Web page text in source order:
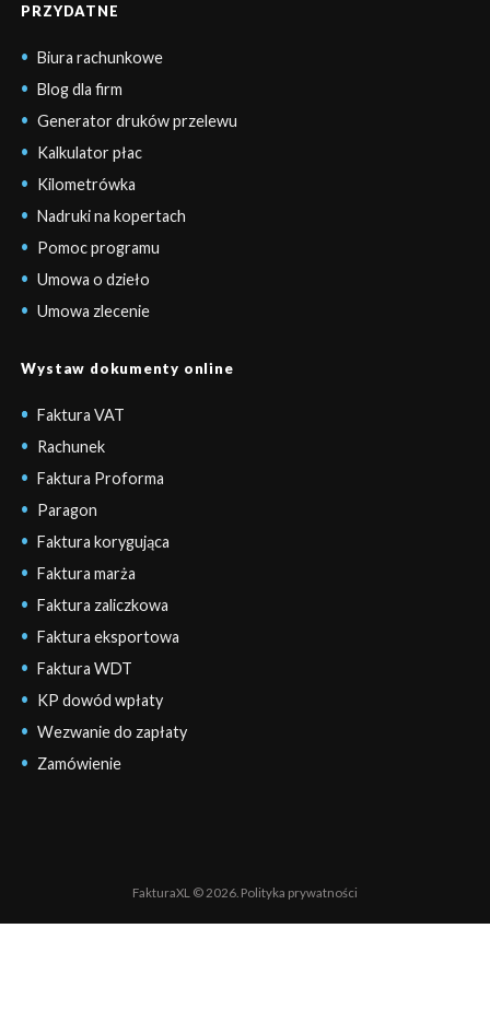
PRZYDATNE
Biura rachunkowe
Blog dla firm
Generator druków przelewu
Kalkulator płac
Kilometrówka
Nadruki na kopertach
Pomoc programu
Umowa o dzieło
Umowa zlecenie
Wystaw dokumenty online
Faktura VAT
Rachunek
Faktura Proforma
Paragon
Faktura korygująca
Faktura marża
Faktura zaliczkowa
Faktura eksportowa
Faktura WDT
KP dowód wpłaty
Wezwanie do zapłaty
Zamówienie
FakturaXL © 2026. Polityka prywatności